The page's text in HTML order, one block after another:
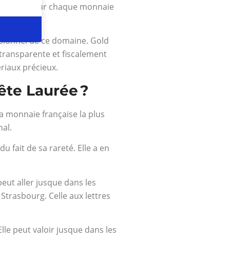
sur chaque monnaie
de ce domaine. Gold
et fiscalement
précieux.
Laurée ?
monnaie française la plus
fait de sa rareté. Elle a en
aller jusque dans les
Celle aux lettres
peut valoir jusque dans les